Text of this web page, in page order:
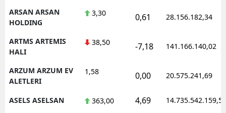
ARSAN ARSAN
HOLDING
3,30 0,61 28.156.182,34
ARTMS ARTEMIS
HALI
38,50 -7,18 141.166.140,02
ARZUM ARZUM EV
ALETLERI
1,58 0,00 20.575.241,69
ASELS ASELSAN 363,00 4,69 14.735.542.159,50